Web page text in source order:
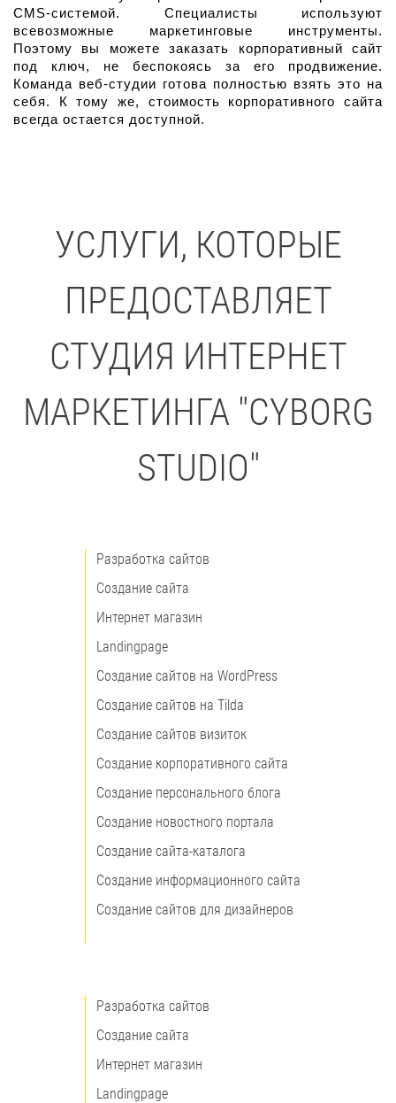
CMS-системой. Специалисты используют
всевозможные маркетинговые инструменты.
Поэтому вы можете заказать корпоративный сайт
под ключ, не беспокоясь за его продвижение.
Команда веб-студии готова полностью взять это на
себя. К тому же, стоимость корпоративного сайта
всегда остается доступной.
УСЛУГИ, КОТОРЫЕ
ПРЕДОСТАВЛЯЕТ
СТУДИЯ ИНТЕРНЕТ
МАРКЕТИНГА "CYBORG
STUDIO"
Разработка сайтов
Создание сайта
Интернет магазин
Landingpage
Создание сайтов на WordPress
Создание сайтов на Tilda
Создание сайтов визиток
Создание корпоративного сайта
Создание персонального блога
Создание новостного портала
Создание сайта-каталога
Создание информационного сайта
Создание сайтов для дизайнеров
Разработка сайтов
Создание сайта
Интернет магазин
Landingpage